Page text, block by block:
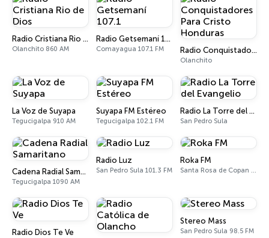
Radio Cristiana Rio de Dios
Olanchito 860 AM
Radio Getsemaní 107.1
Comayagua 107.1 FM Radio Conquistadores Para Cristo Honduras
Olanchito
La Voz de Suyapa
Tegucigalpa 910 AM
Suyapa FM Estéreo
Tegucigalpa 102.1 FM
Radio La Torre del Evangelio
San Pedro Sula
Cadena Radial Samaritano
Tegucigalpa 1090 AM
Radio Luz
San Pedro Sula 101.3 FM
Roka FM
Santa Rosa de Copan 95.5 FM
Radio Dios Te Ve
Stereo Mass
San Pedro Sula 98.5 FM